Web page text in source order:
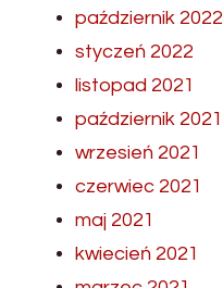
październik 2022
styczeń 2022
listopad 2021
październik 2021
wrzesień 2021
czerwiec 2021
maj 2021
kwiecień 2021